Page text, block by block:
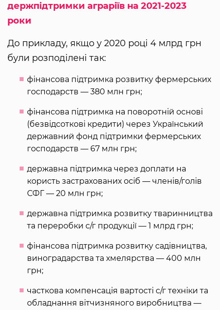
держпідтримки аграріїв на 2021-2023
роки
До прикладу, якщо у 2020 році 4 млрд грн
були розподілені так:
фінансова підтримка розвитку фермерських
господарств — 380 млн грн;
фінансова підтримка на поворотній основі
(безвідсоткові кредити) через Український
державний фонд підтримки фермерських
господарств — 67 млн грн;
державна підтримка через доплати на
користь застрахованих осіб — членів/голів
СФГ — 20 млн грн;
державна підтримка розвитку тваринництва
та переробки с/г продукції — 1 млрд грн;
фінансова підтримка розвитку садівництва,
виноградарства та хмелярства — 400 млн
грн;
часткова компенсація вартості с/г техніки та
обладнання вітчизняного виробництва —